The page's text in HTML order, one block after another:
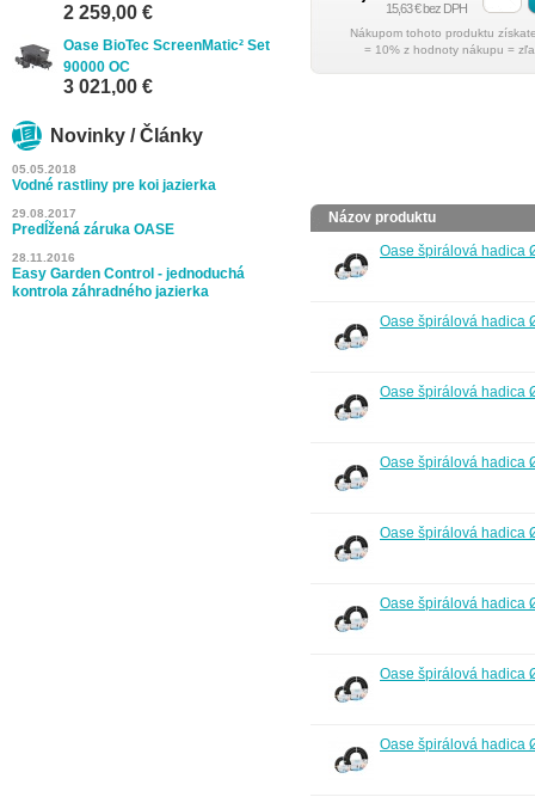
2 259,00 €
Oase BioTec ScreenMatic² Set
90000 OC
3 021,00 €
Novinky / Články
05.05.2018
Vodné rastliny pre koi jazierka
29.08.2017
Predĺžená záruka OASE
28.11.2016
Easy Garden Control - jednoduchá
kontrola záhradného jazierka
15,63 € bez DPH
= 10% z hodnoty nákupu =
Názov produktu
Oase špirálová hadica
Oase špirálová hadica
Oase špirálová hadica
Oase špirálová hadica
Oase špirálová hadica
Oase špirálová hadica
Oase špirálová hadica
Oase špirálová hadica